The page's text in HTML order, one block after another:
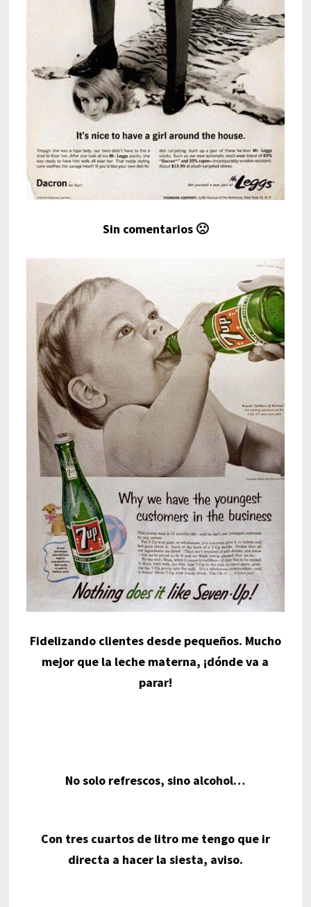
Sin comentarios 🙁
Fidelizando clientes desde pequeños. Mucho
mejor que la leche materna, ¡dónde va a
parar!
No solo refrescos, sino alcohol…
Con tres cuartos de litro me tengo que ir
directa a hacer la siesta, aviso.